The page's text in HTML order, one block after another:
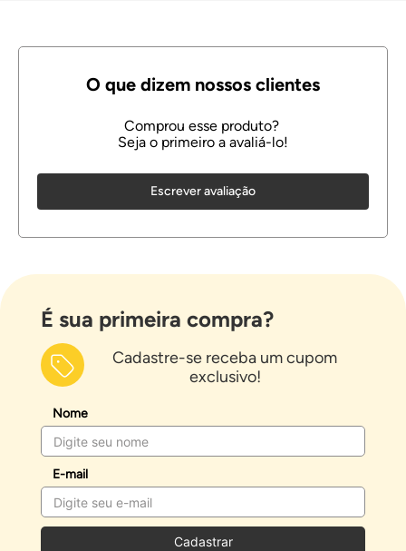
Escrever avaliação
É sua primeira compra?
Cadastre-se receba um cupom
exclusivo!
Nome
E-mail
Cadastrar